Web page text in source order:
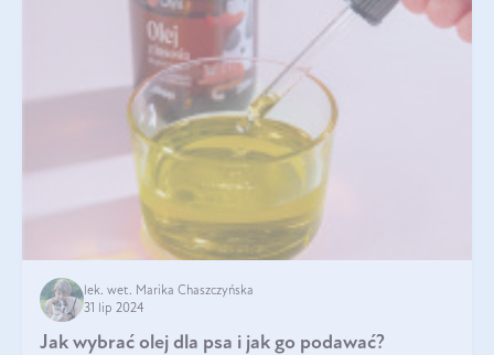
lek. wet. Marika Chaszczyńska
31 lip 2024
Jak wybrać olej dla psa i jak go podawać?